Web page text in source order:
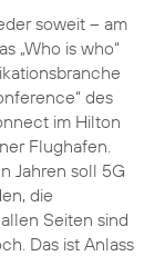
soweit – am
„Who is who“
des
im Hilton
Flughafen.
Jahren soll 5G
die
Seiten sind
Das ist Anlass